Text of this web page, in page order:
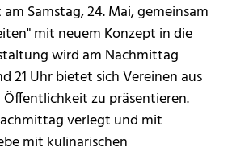
Samstag, 24. Mai, gemeinsam
mit neuem Konzept in die
wird am Nachmittag
21 Uhr bietet sich Vereinen aus
zu präsentieren.
verlegt und mit
mit kulinarischen